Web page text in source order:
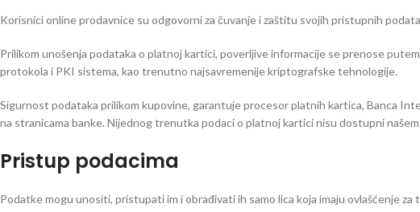
Korisnici online prodavnice su odgovorni za čuvanje i zaštitu svojih pristupnih
Prilikom unošenja podataka o platnoj kartici, poverljive informacije se prenose
protokola i PKI sistema, kao trenutno najsavremenije kriptografske tehnologije.
Sigurnost podataka prilikom kupovine, garantuje procesor platnih kartica, Banca
na stranicama banke. Nijednog trenutka podaci o platnoj kartici nisu dostupni
Pristup podacima
Podatke mogu unositi, pristupati im i obrađivati ih samo lica koja imaju ovlašćenje